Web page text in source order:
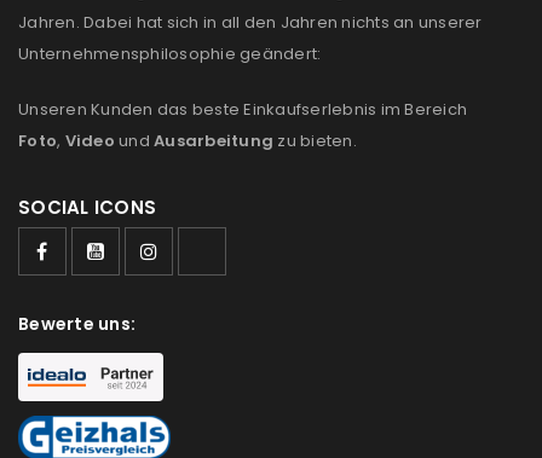
Jahren. Dabei hat sich in all den Jahren nichts an unserer
Unternehmensphilosophie geändert:
Unseren Kunden das beste Einkaufserlebnis im Bereich
Foto, Video und Ausarbeitung zu bieten.
SOCIAL ICONS
Bewerte uns: